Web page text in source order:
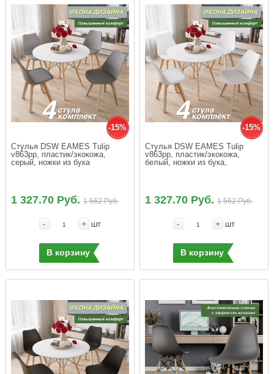
-15%
Стулья DSW EAMES Tulip
v863pp, пластик/экокожа,
серый, ножки из бука
1 327.70 Руб.1 562 Руб.
- + шт
В корзину
-15%
Стулья DSW EAMES Tulip
v863pp, пластик/экокожа,
белый, ножки из бука,
1 327.70 Руб.1 562 Руб.
- + шт
В корзину